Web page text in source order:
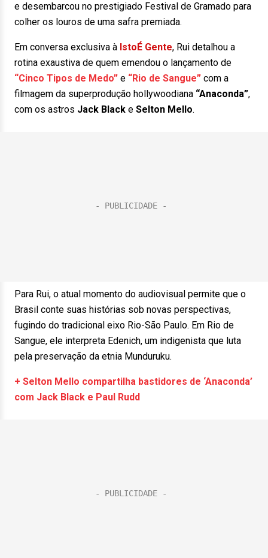
e desembarcou no prestigiado Festival de Gramado para
colher os louros de uma safra premiada.
Em conversa exclusiva à IstoÉ Gente, Rui detalhou a
rotina exaustiva de quem emendou o lançamento de
“Cinco Tipos de Medo” e “Rio de Sangue” com a
filmagem da superprodução hollywoodiana “Anaconda”,
com os astros Jack Black e Selton Mello.
Para Rui, o atual momento do audiovisual permite que o
Brasil conte suas histórias sob novas perspectivas,
fugindo do tradicional eixo Rio-São Paulo. Em Rio de
Sangue, ele interpreta Edenich, um indigenista que luta
pela preservação da etnia Munduruku.
+ Selton Mello compartilha bastidores de ‘Anaconda’
com Jack Black e Paul Rudd